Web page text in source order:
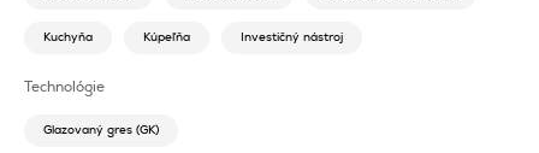
Kuchyňa Kúpeľňa Investičný nástroj
Technológie
Glazovaný gres (GK)